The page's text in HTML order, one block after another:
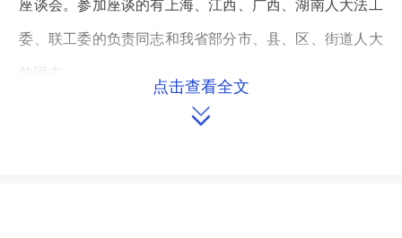
座谈会。参加座谈的有上海、江西、广西、湖南人大法工
委、联工委的负责同志和我省部分市、县、区、街道人大
的同志。
座谈会上，参会人员分别结合自身工作实际，畅所欲
点击查看全文
